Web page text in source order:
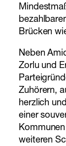
Brücken
Neben
Zorlu und
Zuhörern,
herzlich
einer
weiteren